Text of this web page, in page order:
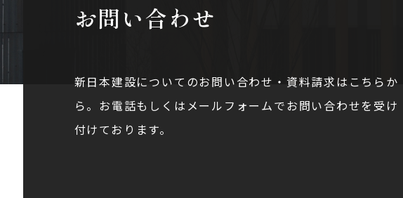
お問い合わせ
新日本建設についてのお問い合わせ・資料請求はこちらか
ら。お電話もしくはメールフォームでお問い合わせを受け
付けております。